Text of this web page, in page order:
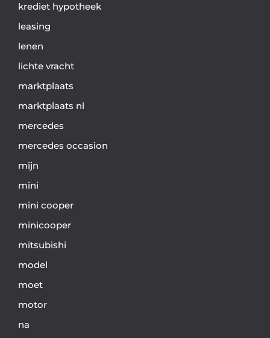
krediet hypotheek
leasing
lenen
lichte vracht
marktplaats
marktplaats nl
mercedes
mercedes occasion
mijn
mini
mini cooper
minicooper
mitsubishi
model
moet
motor
na